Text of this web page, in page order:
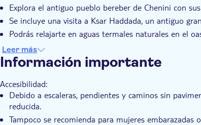
Explora el antiguo pueblo bereber de Chenini con
Se incluye una visita a Ksar Haddada, un antiguo
Podrás relajarte en aguas termales naturales en el
El recorrido incluye un almuerzo tradicional
Leer más
Información importante
Accesibilidad:
Debido a escaleras, pendientes y caminos sin
reducida.
Tampoco se recomienda para mujeres